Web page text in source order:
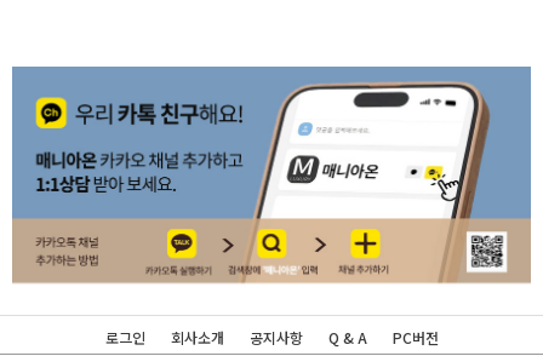
로그인 회사소개 공지사항 Q & A PC버전